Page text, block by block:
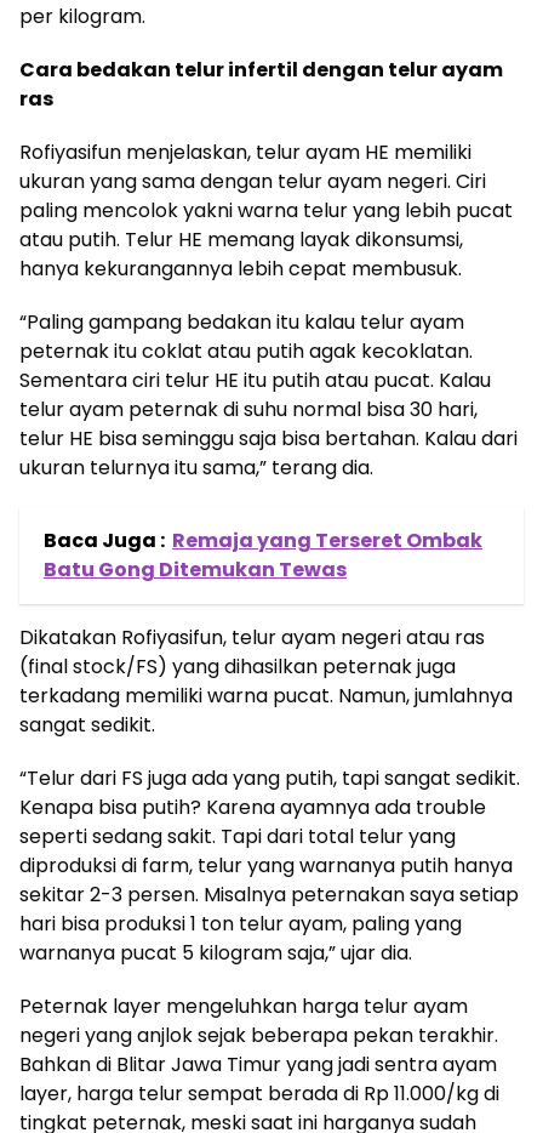
per kilogram.
Cara bedakan telur infertil dengan telur ayam
ras
Rofiyasifun menjelaskan, telur ayam HE memiliki
ukuran yang sama dengan telur ayam negeri. Ciri
paling mencolok yakni warna telur yang lebih pucat
atau putih. Telur HE memang layak dikonsumsi,
hanya kekurangannya lebih cepat membusuk.
“Paling gampang bedakan itu kalau telur ayam
peternak itu coklat atau putih agak kecoklatan.
Sementara ciri telur HE itu putih atau pucat. Kalau
telur ayam peternak di suhu normal bisa 30 hari,
telur HE bisa seminggu saja bisa bertahan. Kalau dari
ukuran telurnya itu sama,” terang dia.
Baca Juga : Remaja yang Terseret Ombak
Batu Gong Ditemukan Tewas
Dikatakan Rofiyasifun, telur ayam negeri atau ras
(final stock/FS) yang dihasilkan peternak juga
terkadang memiliki warna pucat. Namun, jumlahnya
sangat sedikit.
“Telur dari FS juga ada yang putih, tapi sangat sedikit.
Kenapa bisa putih? Karena ayamnya ada trouble
seperti sedang sakit. Tapi dari total telur yang
diproduksi di farm, telur yang warnanya putih hanya
sekitar 2-3 persen. Misalnya peternakan saya setiap
hari bisa produksi 1 ton telur ayam, paling yang
warnanya pucat 5 kilogram saja,” ujar dia.
Peternak layer mengeluhkan harga telur ayam
negeri yang anjlok sejak beberapa pekan terakhir.
Bahkan di Blitar Jawa Timur yang jadi sentra ayam
layer, harga telur sempat berada di Rp 11.000/kg di
tingkat peternak, meski saat ini harganya sudah